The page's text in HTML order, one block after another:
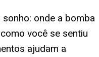
onde a bomba
você se sentiu
ajudam a